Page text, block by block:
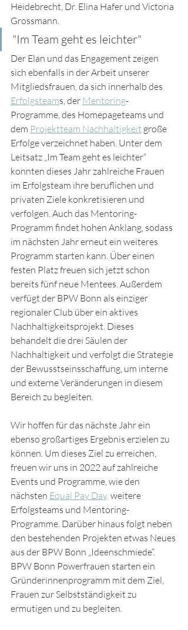
Heidebrecht, Dr. Elina Hafer und Victoria
Grossmann.
"Im Team geht es leichter"
Der Elan und das Engagement zeigen
sich ebenfalls in der Arbeit unserer
Mitgliedsfrauen, da sich innerhalb des
Erfolgsteams, der Mentoring-
Programme, des Homepageteams und
dem Projektteam Nachhaltigkeit große
Erfolge verzeichnet haben. Unter dem
Leitsatz „Im Team geht es leichter“
konnten dieses Jahr zahlreiche Frauen
im Erfolgsteam ihre beruflichen und
privaten Ziele konkretisieren und
verfolgen. Auch das Mentoring-
Programm findet hohen Anklang, sodass
im nächsten Jahr erneut ein weiteres
Programm starten kann. Über einen
festen Platz freuen sich jetzt schon
bereits fünf neue Mentees. Außerdem
verfügt der BPW Bonn als einziger
regionaler Club über ein aktives
Nachhaltigkeitsprojekt. Dieses
behandelt die drei Säulen der
Nachhaltigkeit und verfolgt die Strategie
der Bewusstseinsschaffung, um interne
und externe Veränderungen in diesem
Bereich zu begleiten.
Wir hoffen für das nächste Jahr ein
ebenso großartiges Ergebnis erzielen zu
können. Um dieses Ziel zu erreichen,
freuen wir uns in 2022 auf zahlreiche
Events und Programme, wie den
nächsten Equal Pay Day, weitere
Erfolgsteams und Mentoring-
Programme. Darüber hinaus folgt neben
den bestehenden Projekten etwas Neues
aus der BPW Bonn „Ideenschmiede“.
BPW Bonn Powerfrauen starten ein
Gründerinnenprogramm mit dem Ziel,
Frauen zur Selbstständigkeit zu
ermutigen und zu begleiten.